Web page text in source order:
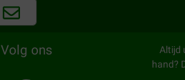
Volg ons
Altijd
hand?